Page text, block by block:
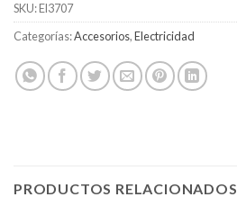
SKU:El3707
Categorías:Accesorios,Electricidad
PRODUCTOS RELACIONADOS